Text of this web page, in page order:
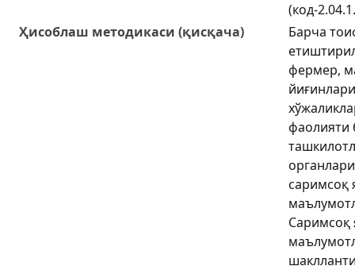
(код-
Ҳисоблаш методикаси (қисқача)
Барча
фермер,
фаолияти
саримсоқ
Саримсоқ